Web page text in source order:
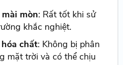
mòn: Rất tốt khi sử
khắc nghiệt.
chất: Không bị phân
mặt trời và có thể chịu